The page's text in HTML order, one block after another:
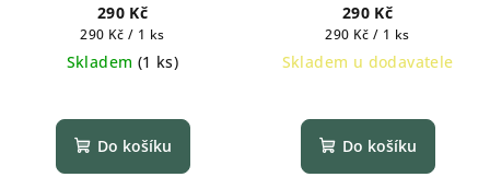
290 Kč
Měrná
cena:
290 Kč / 1 ks
Skladem (1 ks)
Do košíku
290 Kč
Měrná
cena:
290 Kč / 1 ks
Skladem u dodavatele
Do košíku